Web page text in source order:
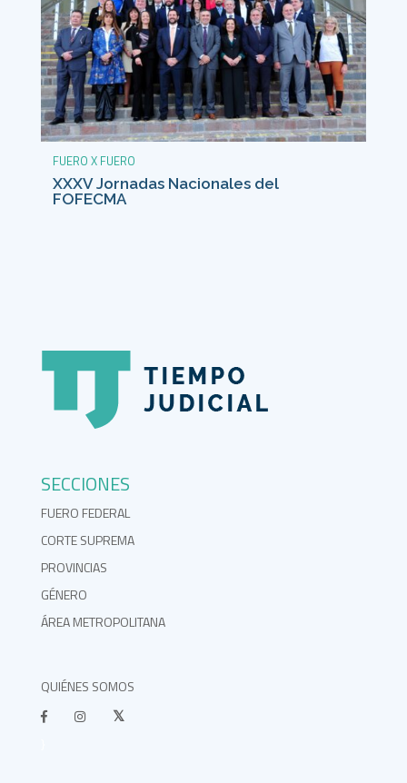
FUERO X FUERO
XXXV Jornadas Nacionales del
FOFECMA
SECCIONES
FUERO FEDERAL
CORTE SUPREMA
PROVINCIAS
GÉNERO
ÁREA METROPOLITANA
QUIÉNES SOMOS